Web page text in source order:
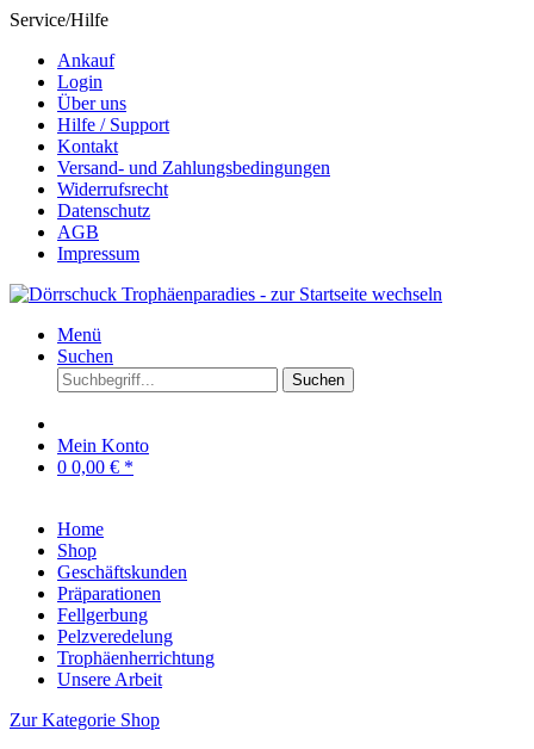
Service/Hilfe
Ankauf
Login
Über uns
Hilfe / Support
Kontakt
Versand- und Zahlungsbedingungen
Widerrufsrecht
Datenschutz
AGB
Impressum
Menü
Suchen
Suchen
Mein Konto
0 0,00 € *
Home
Shop
Geschäftskunden
Präparationen
Fellgerbung
Pelzveredelung
Trophäenherrichtung
Unsere Arbeit
Zur Kategorie Shop